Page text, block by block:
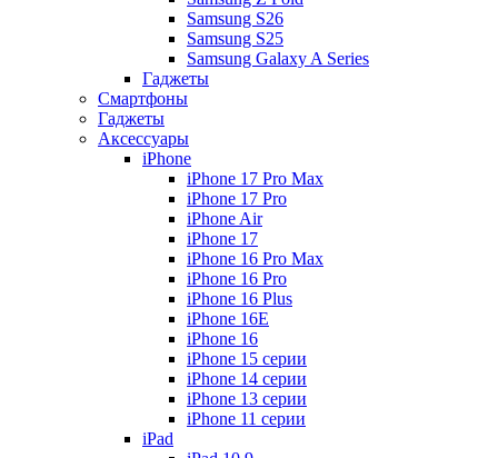
Samsung S26
Samsung S25
Samsung Galaxy A Series
Гаджеты
Смартфоны
Гаджеты
Аксессуары
iPhone
iPhone 17 Pro Max
iPhone 17 Pro
iPhone Air
iPhone 17
iPhone 16 Pro Max
iPhone 16 Pro
iPhone 16 Plus
iPhone 16E
iPhone 16
iPhone 15 серии
iPhone 14 серии
iPhone 13 серии
iPhone 11 серии
iPad